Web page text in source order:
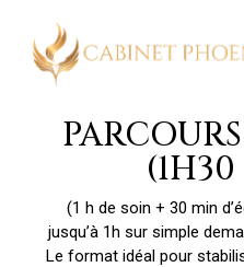
(1 h de soin + 30 min
jusqu’à 1h sur simple
Le format idéal pour